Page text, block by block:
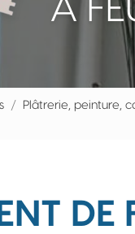
À
Plâtrerie, peinture,
DE